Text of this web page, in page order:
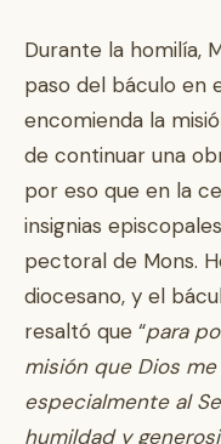
Durante la homilía,
paso del báculo en
encomienda la
de continuar una
por eso que en la
insignias
pectoral de Mons.
diocesano, y el
resaltó que “para
misión que Dios
especialmente al
humildad y